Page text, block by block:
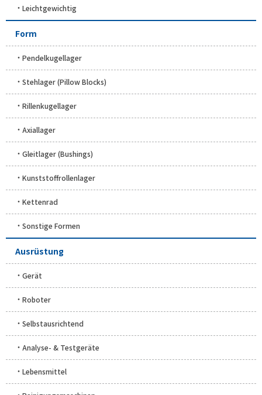
Leichtgewichtig
Form
Pendelkugellager
Stehlager (Pillow Blocks)
Rillenkugellager
Axiallager
Gleitlager (Bushings)
Kunststoffrollenlager
Kettenrad
Sonstige Formen
Ausrüstung
Gerät
Roboter
Selbstausrichtend
Analyse- & Testgeräte
Lebensmittel